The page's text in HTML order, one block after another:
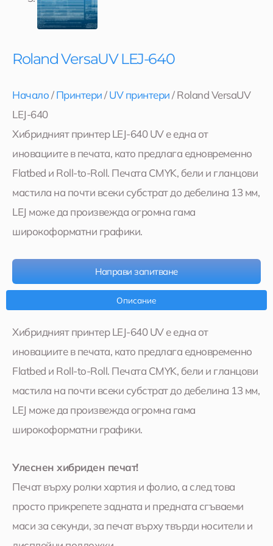
Roland VersaUV LEJ-640
Начало/Принтери/UV принтери/ Roland VersaUV
LEJ-640
Хибридният принтер LEJ-640 UV е една от
иновациите в печата, като предлага едновременно
Flatbed и Roll-to-Roll. Печата CMYK, бели и гланцови
мастила на почти всеки субстрат до дебелина 13 мм,
LEJ може да произвежда огромна гама
широкоформатни графики.
Направи запитване
Описание
Хибридният принтер LEJ-640 UV е една от
иновациите в печата, като предлага едновременно
Flatbed и Roll-to-Roll. Печата CMYK, бели и гланцови
мастила на почти всеки субстрат до дебелина 13 мм,
LEJ може да произвежда огромна гама
широкоформатни графики.
Улеснен хибриден печат!
Печат върху ролки хартия и фолио, а след това
просто прикрепете задната и предната сгъваеми
маси за секунди, за печат върху твърди носители и